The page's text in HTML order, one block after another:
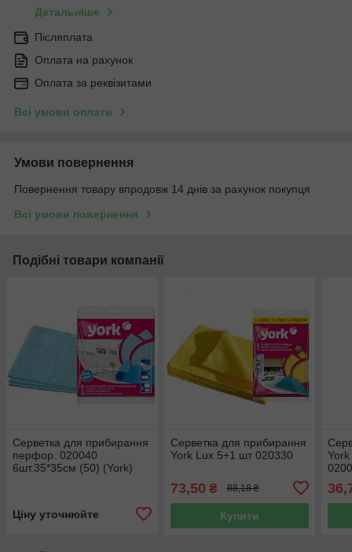
Детальніше
Післяплата
Оплата на рахунок
Оплата за реквізитами
Всі умови оплати
Умови повернення
Повернення товару впродовж 14 днів за рахунок покупця
Всі умови повернення
Подібні товари компанії
Серветка для прибирання
перфор. 020040
6шт.35*35см (50) (York)
Ціну уточнюйте
Серветка для прибирання
York Lux 5+1 шт 020330
73,50 ₴ 88,18 ₴
Купити